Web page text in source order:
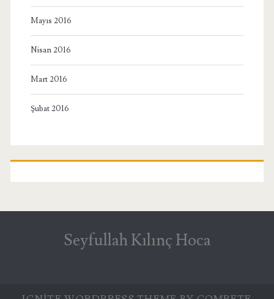
Mayıs 2016
Nisan 2016
Mart 2016
Şubat 2016
Seyfullah Kılınç Hoca